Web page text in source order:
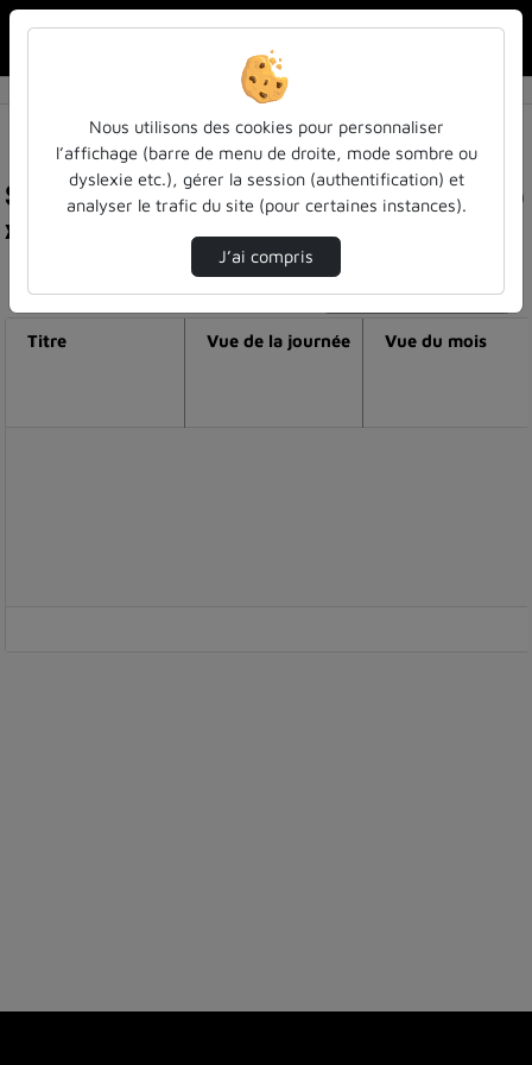
Statistiques de visualisation de la vidéo Meet'up
xr (pleiades) présentation du tp distillation
Modifier la période de visualisation
Titre Vue de la journée Vue du mois
Nous utilisons des cookies pour personnaliser
l’affichage (barre de menu de droite, mode sombre ou
dyslexie etc.), gérer la session (authentification) et
analyser le trafic du site (pour certaines instances).
J’ai compris